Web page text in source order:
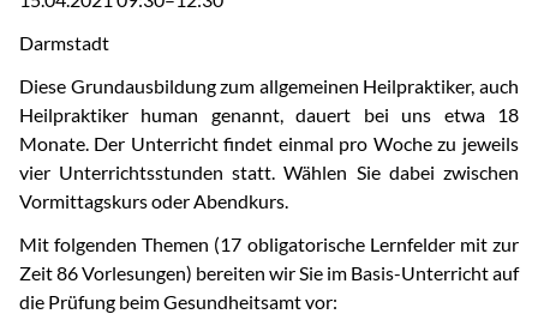
Darmstadt
Diese Grundausbildung zum allgemeinen Heilpraktiker, auch
Heilpraktiker human genannt, dauert bei uns etwa 18
Monate. Der Unterricht findet einmal pro Woche zu jeweils
vier Unterrichtsstunden statt. Wählen Sie dabei zwischen
Vormittagskurs oder Abendkurs.
Mit folgenden Themen (17 obligatorische Lernfelder mit zur
Zeit 86 Vorlesungen) bereiten wir Sie im Basis-Unterricht auf
die Prüfung beim Gesundheitsamt vor: